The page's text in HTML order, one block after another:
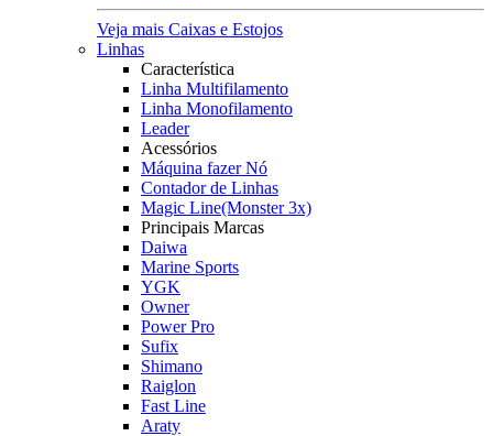
Veja mais Caixas e Estojos
Linhas
Característica
Linha Multifilamento
Linha Monofilamento
Leader
Acessórios
Máquina fazer Nó
Contador de Linhas
Magic Line(Monster 3x)
Principais Marcas
Daiwa
Marine Sports
YGK
Owner
Power Pro
Sufix
Shimano
Raiglon
Fast Line
Araty